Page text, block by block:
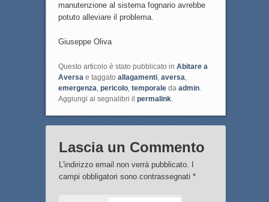
manutenzione al sistema fognario avrebbe
potuto alleviare il problema.
Giuseppe Oliva
Questo articolo è stato pubblicato in Abitare a
Aversa e taggato allagamenti, aversa
emergenza pericolo, temporaleda admin.
Aggiungi ai segnalibri il permalink.
Lascia un Commento
L'indirizzo email non verrà pubblicato. I
campi obbligatori sono contrassegnati *